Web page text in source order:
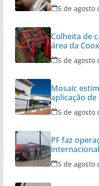
5 de agosto
Colheita de
área da
5 de agosto
Mosaic
aplicação
5 de agosto
PF faz
5 de agosto